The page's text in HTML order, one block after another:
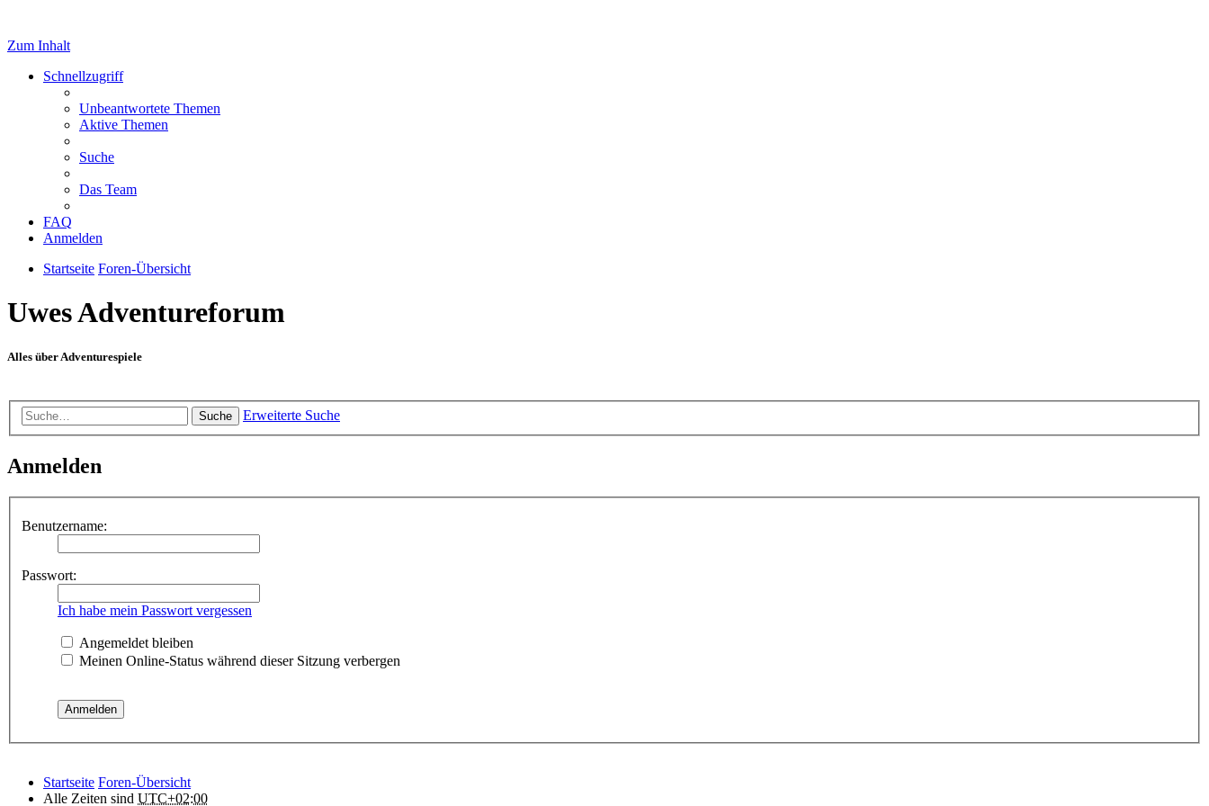
Zum Inhalt
Schnellzugriff
Unbeantwortete Themen
Aktive Themen
Suche
Das Team
FAQ
Anmelden
Startseite Foren-Übersicht
Uwes Adventureforum
Alles über Adventurespiele
Suche Erweiterte Suche
Anmelden
Benutzername:
Passwort:
Ich habe mein Passwort vergessen
Angemeldet bleiben
Meinen Online-Status während dieser Sitzung verbergen
Startseite Foren-Übersicht
Alle Zeiten sind UTC+02:00